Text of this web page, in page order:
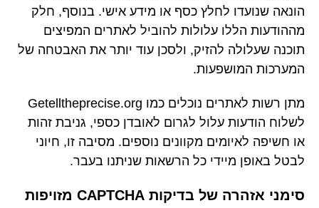
הונאה שנועדו לחלץ כסף או מידע אישי. בנוסף, חלק
מההודעות הללו עלולות להוביל לאתרים המפיצים
תוכנה שעלולה להזיק, ולסכן עוד יותר את האבטחה של
המערכות המושפעות.
מתן רשות לאתרים נוכלים כמו Getelltheprecise.org
לשלוח הודעות עלול לגרום לאובדן כספי, גניבת זהות
או חשיפה לאיומים מקוונים נוספים. מסיבה זו, חיוני
לבטל באופן מיידי כל הרשאות שניתנו בעבר.
סימני אזהרה של בדיקות CAPTCHA מזויפות